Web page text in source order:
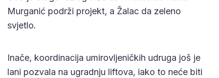
Murganić podrži projekt, a Žalac da zeleno
svjetlo.
Inače, koordinacija umirovljeničkih udruga još je
lani pozvala na ugradnju liftova, iako to neće biti